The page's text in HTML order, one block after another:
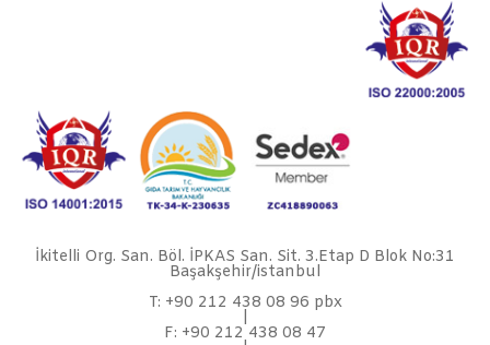
İkitelli Org. San. Böl. İPKAS San. Sit. 3.Etap D Blok No:31
Başakşehir/istanbul
T: +90 212 438 08 96 pbx
F: +90 212 438 08 47